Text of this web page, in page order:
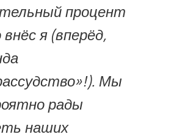
процент
я (вперёд,
Мы
рады
наших